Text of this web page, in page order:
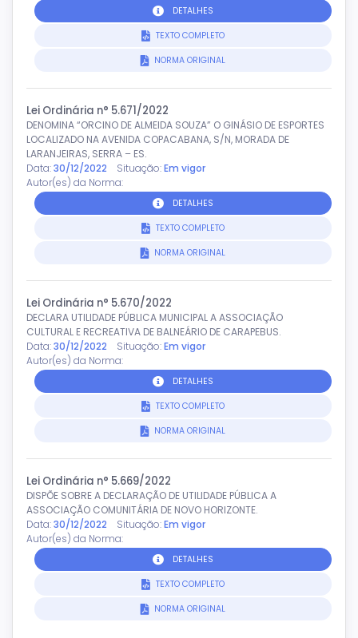
DETALHES
TEXTO COMPLETO
NORMA ORIGINAL
Lei Ordinária n° 5.671/2022
DENOMINA “ORCINO DE ALMEIDA SOUZA” O GINÁSIO DE ESPORTES
LOCALIZADO NA AVENIDA COPACABANA, S/N, MORADA DE
LARANJEIRAS, SERRA – ES.
Data:30/12/2022 Situação: Em vigor
Autor(es) da Norma:
DETALHES
TEXTO COMPLETO
NORMA ORIGINAL
Lei Ordinária n° 5.670/2022
DECLARA UTILIDADE PÚBLICA MUNICIPAL A ASSOCIAÇÃO
CULTURAL E RECREATIVA DE BALNEÁRIO DE CARAPEBUS.
Data:30/12/2022 Situação: Em vigor
Autor(es) da Norma:
DETALHES
TEXTO COMPLETO
NORMA ORIGINAL
Lei Ordinária n° 5.669/2022
DISPÕE SOBRE A DECLARAÇÃO DE UTILIDADE PÚBLICA A
ASSOCIAÇÃO COMUNITÁRIA DE NOVO HORIZONTE.
Data:30/12/2022 Situação: Em vigor
Autor(es) da Norma:
DETALHES
TEXTO COMPLETO
NORMA ORIGINAL